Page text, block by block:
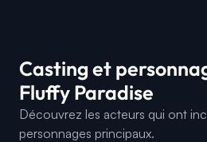
Casting et
Fluffy Paradise
Découvrez les acteurs qui ont
personnages principaux.